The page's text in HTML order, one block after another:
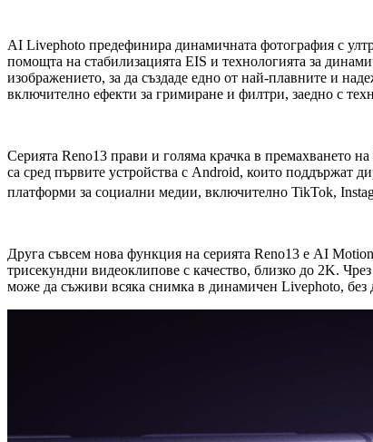
AI Livephoto предефинира динамичната фотография с
помощта на стабилизацията EIS и технологията за
изображението, за да създаде едно от най-плавните и
включително ефекти за гримиране и филтри, заедно с
Серията Reno13 прави и голяма крачка в премахването
са сред първите устройства с Android, които поддържат
платформи за социални медии, включително TikTok,
Друга съвсем нова функция на серията Reno13 е AI
трисекундни видеоклипове с качество, близко до 2K.
може да съживи всяка снимка в динамичен Livephoto, без